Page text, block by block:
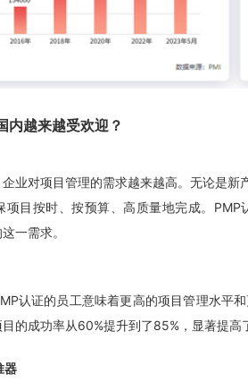
内越来越受欢迎？
业对项目管理的需求越来越高。无论是
项目按时、按预算、高质量地完成。
一需求。
认证的员工意味着更高的项目管理水平
的成功率从60%提升到了85%，显著提高
器